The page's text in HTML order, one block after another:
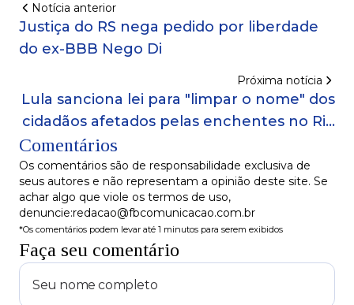
Notícia anterior
Justiça do RS nega pedido por liberdade
do ex-BBB Nego Di
Próxima notícia
Lula sanciona lei para "limpar o nome" dos
cidadãos afetados pelas enchentes no Rio
Comentários
Os comentários são de responsabilidade exclusiva de
seus autores e não representam a opinião deste site. Se
achar algo que viole os termos de uso,
denuncie:redacao@fbcomunicacao.com.br
*Os comentários podem levar até 1 minutos para serem exibidos
Faça seu comentário